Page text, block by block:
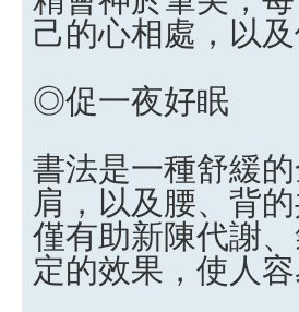
己的心相處，以
◎促一夜好眠
書法是一種舒緩
肩，以及腰、背
僅有助新陳代謝
定的效果，使人